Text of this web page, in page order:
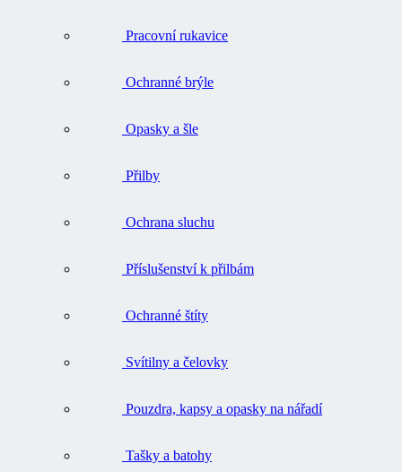
Pracovní rukavice
Ochranné brýle
Opasky a šle
Přilby
Ochrana sluchu
Příslušenství k přilbám
Ochranné štíty
Svítilny a čelovky
Pouzdra, kapsy a opasky na nářadí
Tašky a batohy